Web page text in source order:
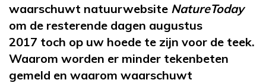
waarschuwt natuurwebsite NatureToday
om de resterende dagen augustus
2017 toch op uw hoede te zijn voor de teek.
Waarom worden er minder tekenbeten
gemeld en waarom waarschuwt